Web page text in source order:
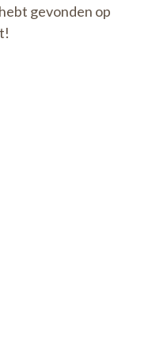
gevonden op